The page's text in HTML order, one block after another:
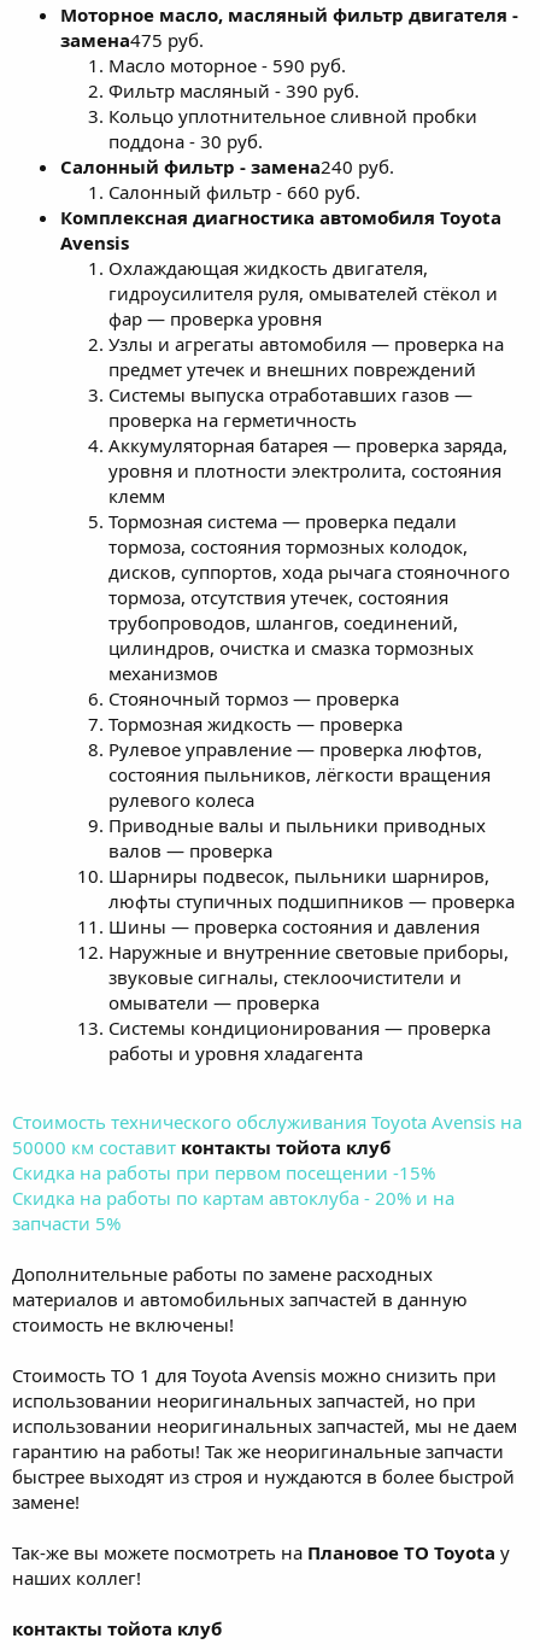
Моторное масло, масляный фильтр двигателя -
замена475 руб.
Масло моторное - 590 руб.
Фильтр масляный - 390 руб.
Кольцо уплотнительное сливной пробки
поддона - 30 руб.
Салонный фильтр - замена240 руб.
Салонный фильтр - 660 руб.
Комплексная диагностика автомобиля Toyota
Avensis
Охлаждающая жидкость двигателя,
гидроусилителя руля, омывателей стёкол и
фар — проверка уровня
Узлы и агрегаты автомобиля — проверка на
предмет утечек и внешних повреждений
Системы выпуска отработавших газов —
проверка на герметичность
Аккумуляторная батарея — проверка заряда,
уровня и плотности электролита, состояния
клемм
Тормозная система — проверка педали
тормоза, состояния тормозных колодок,
дисков, суппортов, хода рычага стояночного
тормоза, отсутствия утечек, состояния
трубопроводов, шлангов, соединений,
цилиндров, очистка и смазка тормозных
механизмов
Стояночный тормоз — проверка
Тормозная жидкость — проверка
Рулевое управление — проверка люфтов,
состояния пыльников, лёгкости вращения
рулевого колеса
Приводные валы и пыльники приводных
валов — проверка
Шарниры подвесок, пыльники шарниров,
люфты ступичных подшипников — проверка
Шины — проверка состояния и давления
Наружные и внутренние световые приборы,
звуковые сигналы, стеклоочистители и
омыватели — проверка
Системы кондиционирования — проверка
работы и уровня хладагента
Стоимость технического обслуживания Toyota Avensis на
50000 км составит контакты тойота клуб
Скидка на работы при первом посещении -15%
Скидка на работы по картам автоклуба - 20% и на
запчасти 5%
Дополнительные работы по замене расходных
материалов и автомобильных запчастей в данную
стоимость не включены!
Стоимость ТО 1 для Toyota Avensis можно снизить при
использовании неоригинальных запчастей, но при
использовании неоригинальных запчастей, мы не даем
гарантию на работы! Так же неоригинальные запчасти
быстрее выходят из строя и нуждаются в более быстрой
замене!
Так-же вы можете посмотреть на Плановое ТО Toyota у
наших коллег!
контакты тойота клуб